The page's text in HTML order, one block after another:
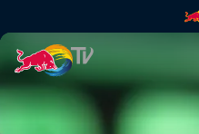
Quarti di